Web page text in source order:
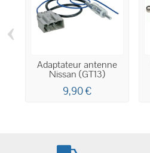
Adaptateur antenne
Nissan (GT13)
9,90 €
‹